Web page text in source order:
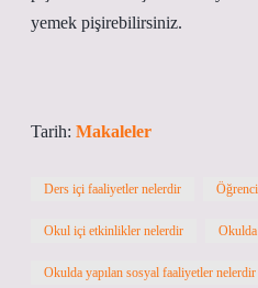
yemek pişirebilirsiniz.
Tarih: Makaleler
Ders içi faaliyetler nelerdir
Okul içi etkinlikler nelerdir
Okulda yapılan sosyal faaliyetler nelerdir